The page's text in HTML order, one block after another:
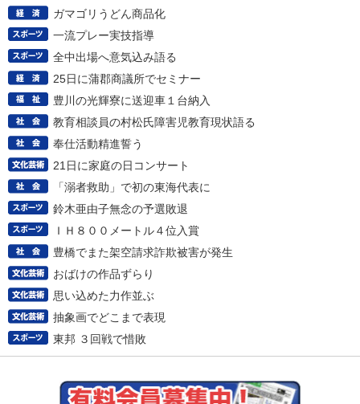
ガマゴリうどん商品化
一流プレー実技指導
全中出場へ意気込み語る
25日に蒲郡商議所でセミナー
豊川の光輝寮に送迎車１台納入
教育相談員の村松氏障害児教育現状語る
奉仕活動精進誓う
21日に家庭の日コンサート
「溺者救助」で初の東海代表に
鈴木亜由子無念の予選敗退
ＩＨ８００メートル４位入賞
豊橋でまた架空請求詐欺被害が発生
おばけの作品ずらり
思い込めた力作並ぶ
抽象画でどこまで表現
東邦 ３回戦で惜敗